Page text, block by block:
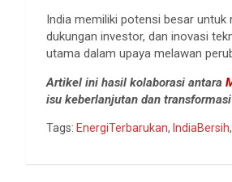
India memiliki potensi besar untuk
dukungan investor, dan inovasi
utama dalam upaya melawan
Artikel ini hasil kolaborasi antara
isu keberlanjutan dan
Tags: EnergiTerbarukan, IndiaBersih,